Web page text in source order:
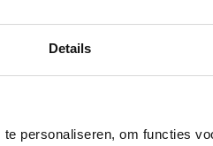
Details
personaliseren, om functies